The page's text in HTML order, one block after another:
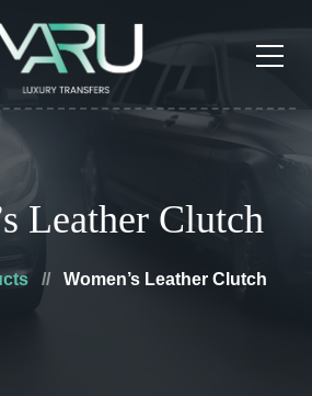
Leather Clutch
Women’s Leather Clutch